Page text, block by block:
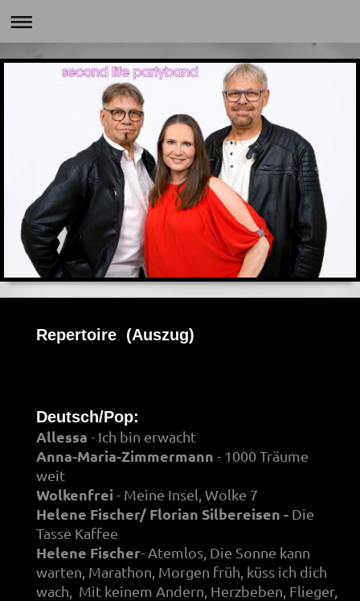
Repertoire (Auszug)
Deutsch/Pop:
Allessa - Ich bin erwacht
Anna-Maria-Zimmermann - 1000 Träume
weit
Wolkenfrei - Meine Insel, Wolke 7
Helene Fischer/ Florian Silbereisen - Die
Tasse Kaffee
Helene Fischer- Atemlos, Die Sonne kann
warten, Marathon, Morgen früh, küss ich dich
wach, Mit keinem Andern, Herzbeben, Flieger,